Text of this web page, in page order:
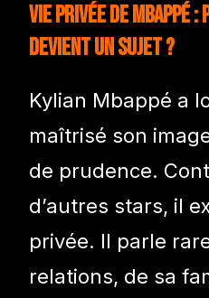
Vie privée de Mbappé
devient un sujet ?
Kylian Mbappé a
maîtrisé son
de prudence.
d’autres stars, il
privée. Il parle
relations, de sa